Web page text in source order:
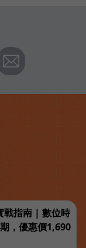
戰指南 | 數位時
，優惠價1,690